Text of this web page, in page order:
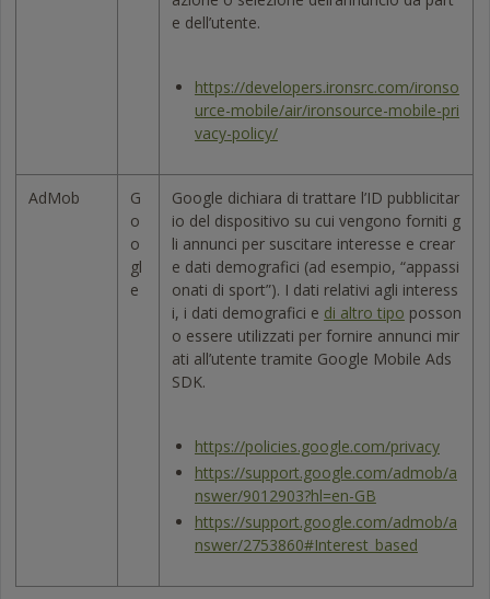
e dell’utente.
https://developers.ironsrc.com/ironso
urce-mobile/air/ironsource-mobile-pri
vacy-policy/
AdMob
G
o
o
gl
e
Google dichiara di trattare l’ID pubblicitar
io del dispositivo su cui vengono forniti g
li annunci per suscitare interesse e crear
e dati demografici (ad esempio, “appassi
onati di sport”). I dati relativi agli interess
i, i dati demografici e di altro tipo posson
o essere utilizzati per fornire annunci mir
ati all’utente tramite Google Mobile Ads
SDK.
https://policies.google.com/privacy
https://support.google.com/admob/a
nswer/9012903?hl=en-GB
https://support.google.com/admob/a
nswer/2753860#Interest_based